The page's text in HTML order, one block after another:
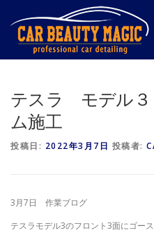
ツ
テスラ モデル
ム施工
投稿日: 2022年3月7日 投稿者:
3月7日 作業ブログ
テスラモデル3のフロント3面にゴー